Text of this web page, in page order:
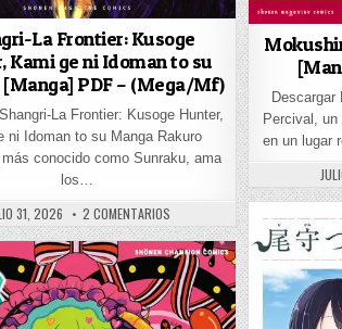
Descargar
Percival,
en un lugar
La Frontier: Kusoge
Kami ge ni Idoman to su
[Manga] PDF – (Mega/Mf)
La Frontier: Kusoge Hunter,
ni Idoman to su Manga Rakuro
conocido como Sunraku, ama
los…
DATE:
31, 2026 2 COMENTARIOSEN SHANGRI-LA FRONTIER:
[MANGA] PDF – (MEGA/MF/DRIVE)